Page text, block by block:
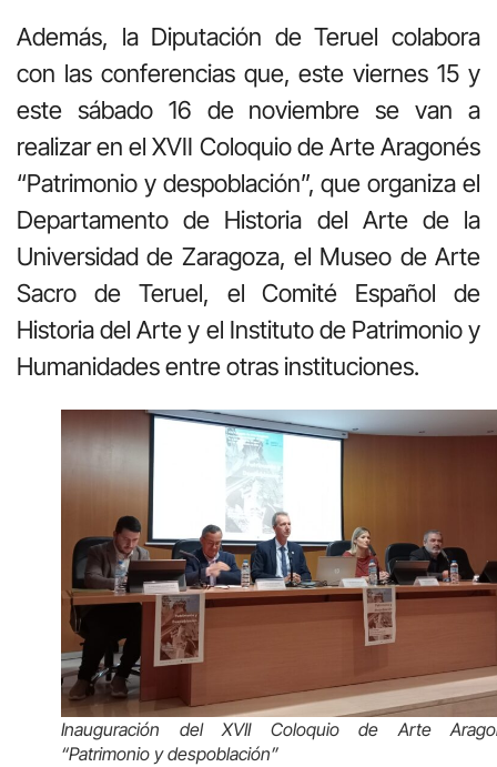
Además, la Diputación de Teruel colabora
con las conferencias que, este viernes 15 y
este sábado 16 de noviembre se van a
realizar en el XVII Coloquio de Arte Aragonés
“Patrimonio y despoblación”, que organiza el
Departamento de Historia del Arte de la
Universidad de Zaragoza, el Museo de Arte
Sacro de Teruel, el Comité Español de
Historia del Arte y el Instituto de Patrimonio y
Humanidades entre otras instituciones.
Inauguración del XVII Coloquio de Arte
“Patrimonio y despoblación”